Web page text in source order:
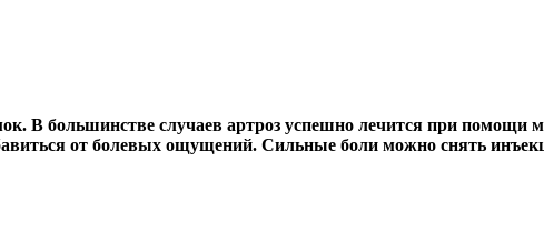
В большинстве случаев артроз успешно лечится при помощи
от болевых ощущений. Сильные боли можно снять